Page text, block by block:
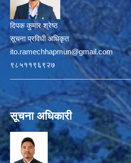
दिपक कुमार श्रेष्ठ
सूचना प्रविधी अधिकृत
ito.ramechhapmun@gmail.com
९८५११९६९२७
सूचना अधिकारी